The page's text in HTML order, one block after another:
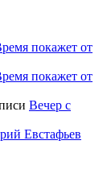
покажет от
покажет от
Вечер с
Евстафьев